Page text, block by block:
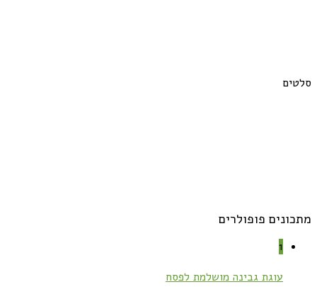
סלטים
מתכונים פופולרים
1
עוגת גבינה מושלמת לפסח